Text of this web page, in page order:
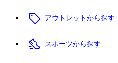
アウトレットから探す
スポーツから探す